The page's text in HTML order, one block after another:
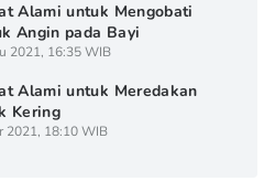
Alami untuk Mengobati
Angin pada Bayi
2021, 16:35 WIB
Alami untuk Meredakan
Kering
2021, 18:10 WIB